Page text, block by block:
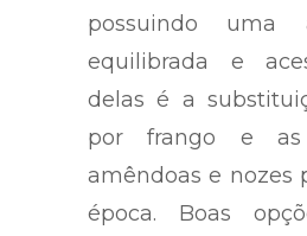
possuindo uma
equilibrada e
delas é a
por frango e as
amêndoas e nozes
época. Boas